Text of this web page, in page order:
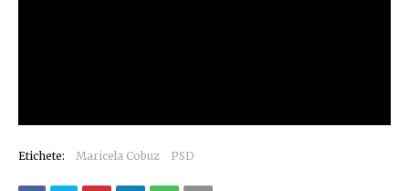
Etichete: Maricela Cobuz PSD